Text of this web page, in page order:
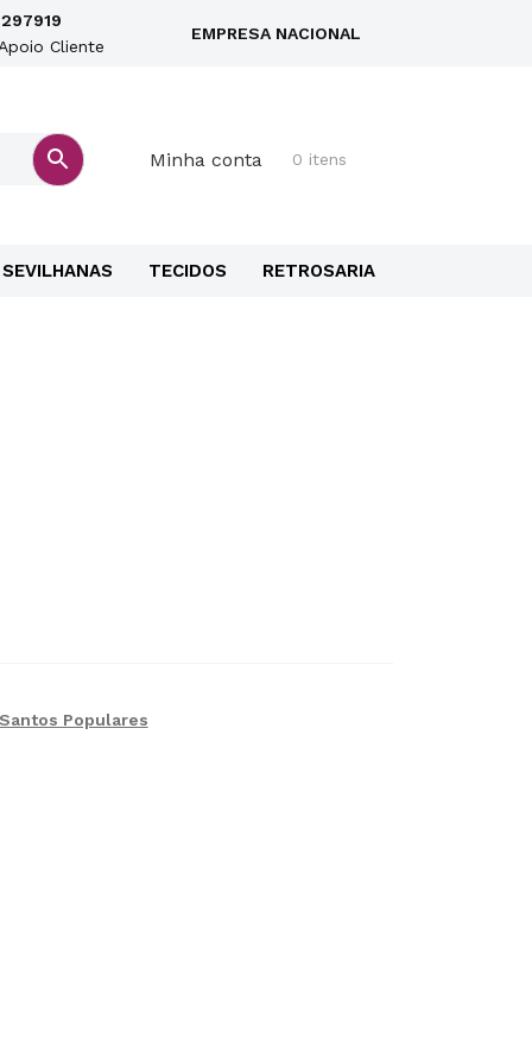
Cliente
EMPRESA NACIONAL
Minha conta 0 itens
SEVILHANAS TECIDOS RETROSARIA
Populares